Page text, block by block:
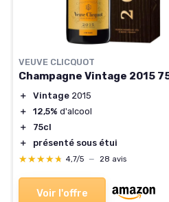
VEUVE CLICQUOT
Champagne Vintage 2015
＋ Vintage 2015
＋
12,5% d'alcool
＋
75cl
＋
présenté sous étui
★★★★★
★★★★★ 4,7/5 — 28 avis
Voir l'offre